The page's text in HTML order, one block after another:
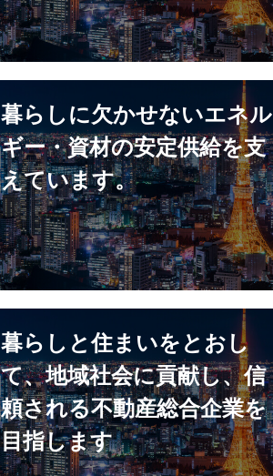
暮らしに欠かせないエネル
ギー・資材の安定供給を支
えています。
暮らしと住まいをとおし
て、地域社会に貢献し、信
頼される不動産総合企業を
目指します